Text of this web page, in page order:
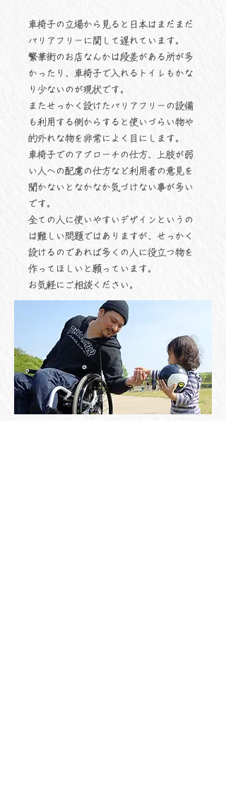
車椅子の立場から見ると日本はまだまだ
バリアフリーに関して遅れています。
繁華街のお店なんかは段差がある所が多
かったり、車椅子で入れるトイレもかな
り少ないのが現状です。
またせっかく設けたバリアフリーの設備
も利用する側からすると使いづらい物や
的外れな物を非常によく目にします。
車椅子でのアプローチの仕方、上肢が弱
い人への配慮の仕方など利用者の意見を
聞かないとなかなか気づけない事が多い
です。
全ての人に使いやすいデザインというの
は難しい問題ではありますが、せっかく
設けるのであれば多くの人に役立つ物を
作ってほしいと願っています。
​お気軽にご相談ください。